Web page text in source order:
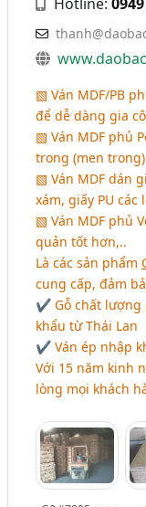
▧ Ván MDF/PB
để dễ dàng gia
▧ Ván MDF phủ
trong (men trong)
▧ Ván MDF dán
xám, giấy PU các
▧ Ván MDF phủ
quản tốt hơn,..
Là các sản phẩm
cung cấp, đảm
✔ Gỗ chất lượng
khẩu từ Thái Lan
✔ Ván ép nhập
Với 15 năm kinh
lòng mọi khách